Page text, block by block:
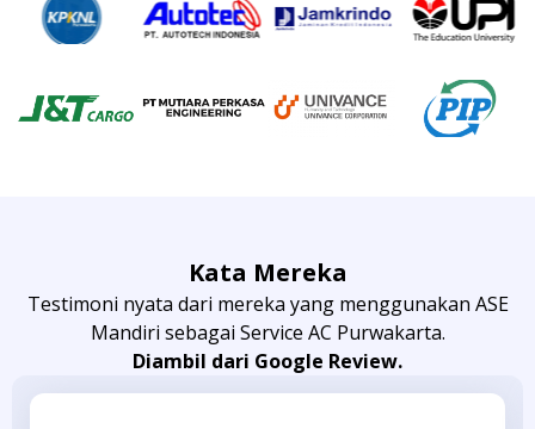
Kata Mereka
Testimoni nyata dari mereka yang menggunakan ASE
Mandiri sebagai Service AC Purwakarta.
Diambil dari Google Review.